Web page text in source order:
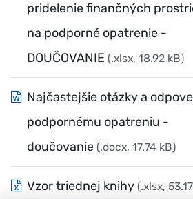
pridelenie finančných
na podporné opatrenie -
DOUČOVANIE (.xlsx, 18.92 kB)
Najčastejšie otázky a
podpornému opatreniu -
doučovanie (.docx, 17.74 kB)
Vzor triednej knihy (.xlsx,